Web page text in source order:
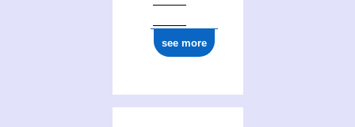
see more